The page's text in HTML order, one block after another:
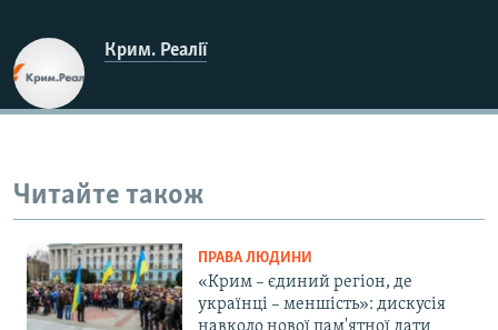
Крим. Реалії
Читайте також
ПРАВА ЛЮДИНИ
«Крим – єдиний регіон, де
українці – меншість»: дискусія